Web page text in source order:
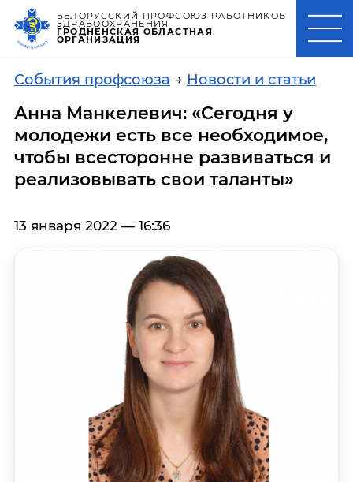
БЕЛОРУССКИЙ ПРОФСОЮЗ РАБОТНИКОВ
ЗДРАВООХРАНЕНИЯ
ГРОДНЕНСКАЯ ОБЛАСТНАЯ
ОРГАНИЗАЦИЯ
События профсоюза → Новости и статьи
Анна Манкелевич: «Сегодня у
молодежи есть все необходимое,
чтобы всесторонне развиваться и
реализовывать свои таланты»
13 января 2022 — 16:36